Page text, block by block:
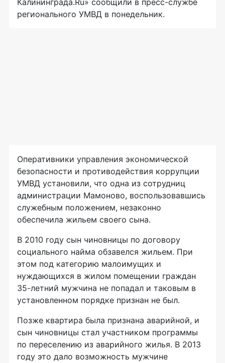
Калининграда.Ru» сообщили в пресс-службе
регионального УМВД в понедельник.
Оперативники управления экономической
безопасности и противодействия коррупции
УМВД установили, что одна из сотрудниц
администрации Мамоново, воспользовавшись
служебным положением, незаконно
обеспечила жильем своего сына.
В 2010 году сын чиновницы по договору
социального найма обзавелся жильем. При
этом под категорию малоимущих и
нуждающихся в жилом помещении граждан
35-летний мужчина не попадал и таковым в
установленном порядке признан не был.
Позже квартира была признана аварийной, и
сын чиновницы стал участником программы
по переселению из аварийного жилья. В 2013
году это дало возможность мужчине